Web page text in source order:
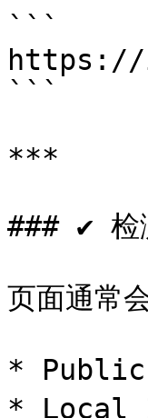
```
https://
```
***
### ✔ 检
页面通常
* Public
* Local